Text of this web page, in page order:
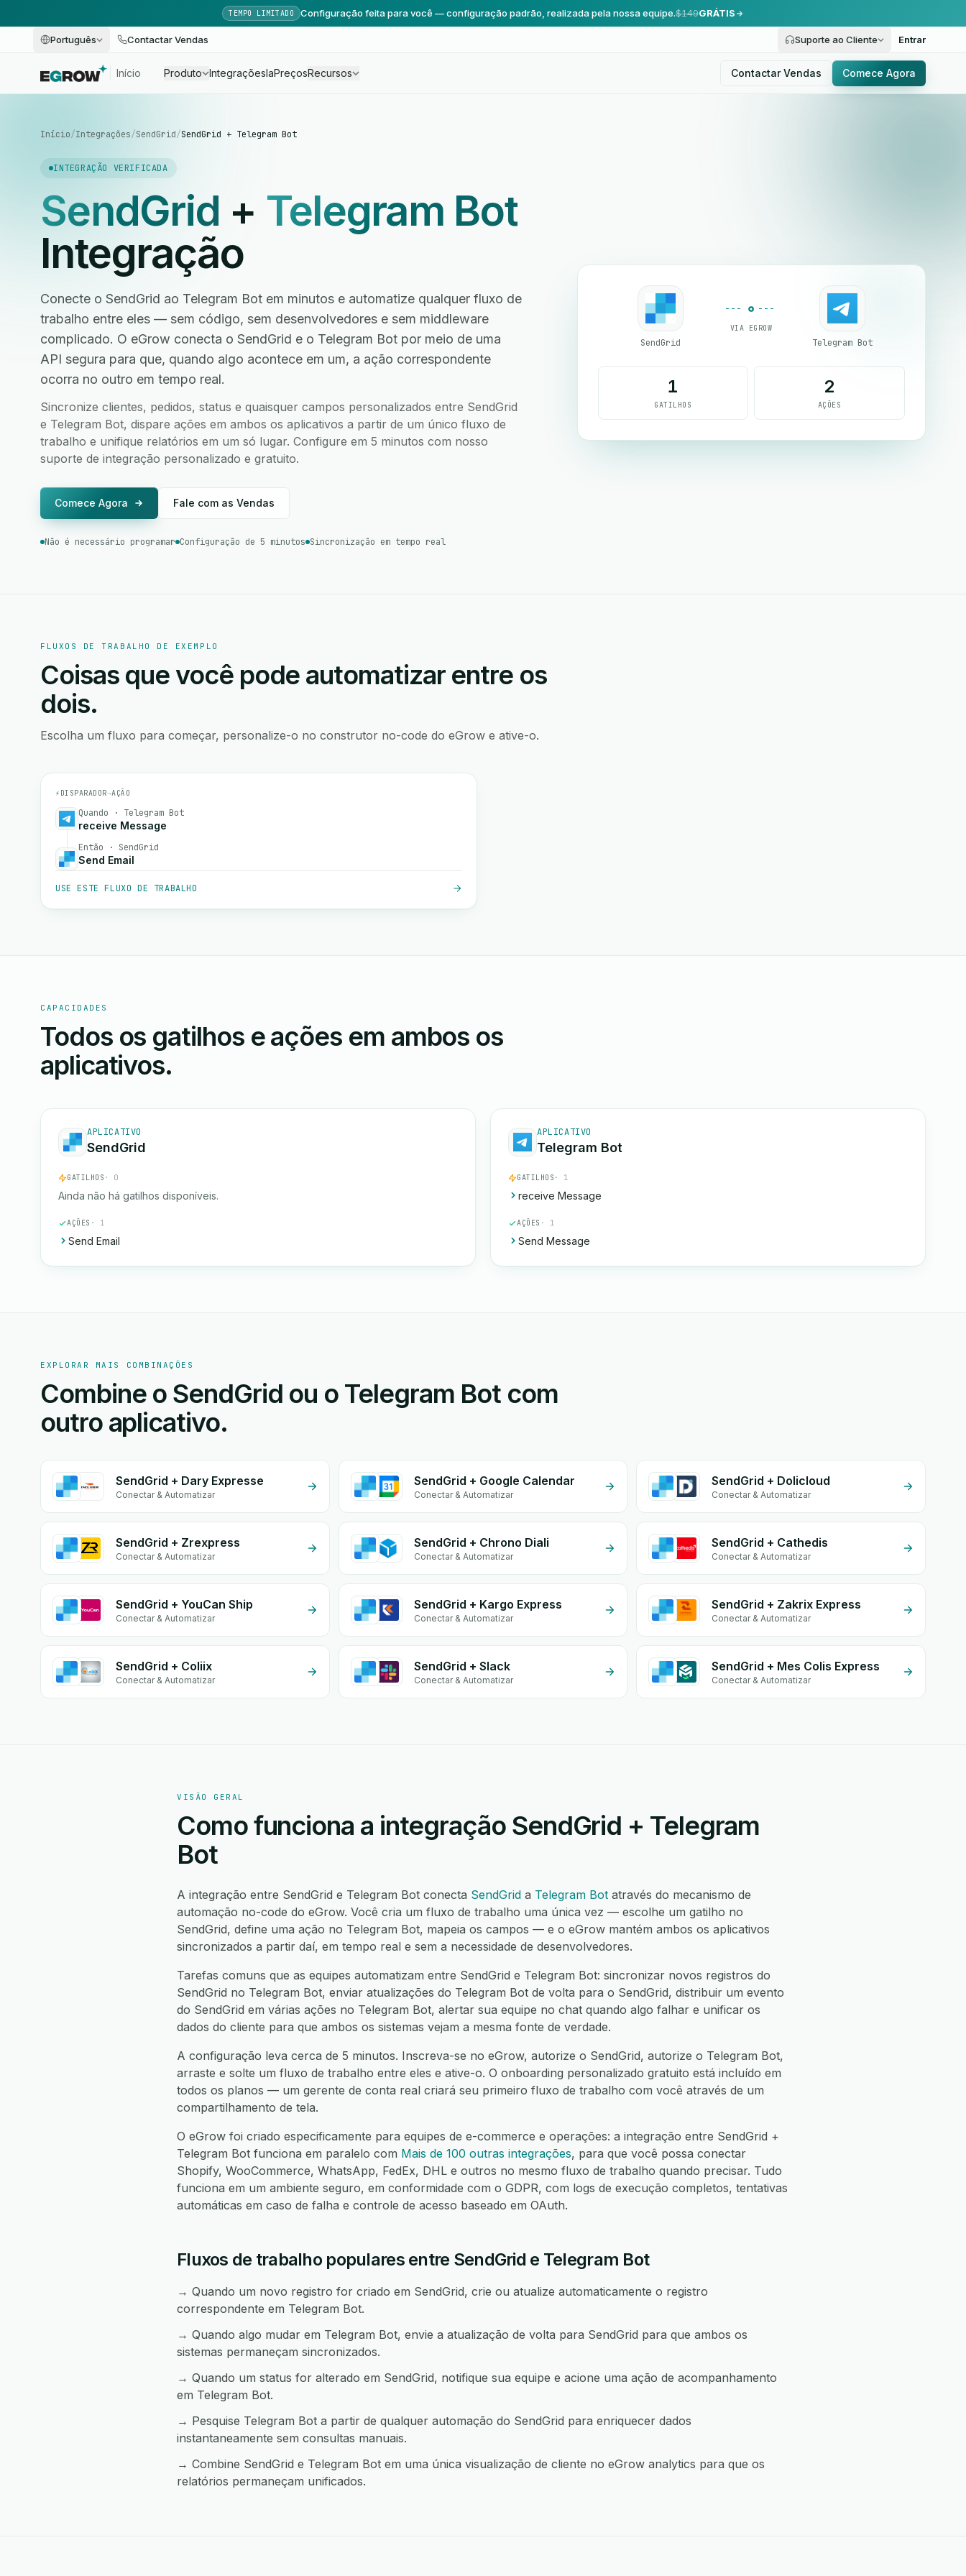
TEMPO LIMITADO Configuração feita para você — configuração padrão, realizada pela nossa equipe.$149GRÁTIS
Português Contactar Vendas Suporte ao Cliente Entrar
Início Produto IntegraçõesIaPreçosRecursos Contactar Vendas Comece Agora
Início/Integrações/SendGrid/SendGrid + Telegram Bot
INTEGRAÇÃO VERIFICADA
SendGrid + Telegram Bot
Integração
Conecte o SendGrid ao Telegram Bot em minutos e automatize qualquer fluxo de
trabalho entre eles — sem código, sem desenvolvedores e sem middleware
complicado. O eGrow conecta o SendGrid e o Telegram Bot por meio de uma
API segura para que, quando algo acontece em um, a ação correspondente
ocorra no outro em tempo real.
Sincronize clientes, pedidos, status e quaisquer campos personalizados entre SendGrid
e Telegram Bot, dispare ações em ambos os aplicativos a partir de um único fluxo de
trabalho e unifique relatórios em um só lugar. Configure em 5 minutos com nosso
suporte de integração personalizado e gratuito.
Comece Agora Fale com as Vendas
Não é necessário programar Configuração de 5 minutos Sincronização em tempo real
SendGrid
VIA EGROW
Telegram Bot
1
GATILHOS
2
AÇÕES
FLUXOS DE TRABALHO DE EXEMPLO
Coisas que você pode automatizar entre os
dois.
Escolha um fluxo para começar, personalize-o no construtor no-code do eGrow e ative-o.
⚡ DISPARADOR→AÇÃO
Quando · Telegram Bot
receive Message
Então · SendGrid
Send Email
USE ESTE FLUXO DE TRABALHO
CAPACIDADES
Todos os gatilhos e ações em ambos os
aplicativos.
APLICATIVO
SendGrid
GATILHOS · 0
Ainda não há gatilhos disponíveis.
AÇÕES · 1
Send Email
APLICATIVO
Telegram Bot
GATILHOS · 1
receive Message
AÇÕES · 1
Send Message
EXPLORAR MAIS COMBINAÇÕES
Combine o SendGrid ou o Telegram Bot com
outro aplicativo.
SendGrid + Dary Expresse
Conectar & Automatizar
SendGrid + Google Calendar
Conectar & Automatizar
SendGrid + Dolicloud
Conectar & Automatizar
SendGrid + Zrexpress
Conectar & Automatizar
SendGrid + Chrono Diali
Conectar & Automatizar
SendGrid + Cathedis
Conectar & Automatizar
SendGrid + YouCan Ship
Conectar & Automatizar
SendGrid + Kargo Express
Conectar & Automatizar
SendGrid + Zakrix Express
Conectar & Automatizar
SendGrid + Coliix
Conectar & Automatizar
SendGrid + Slack
Conectar & Automatizar
SendGrid + Mes Colis Express
Conectar & Automatizar
VISÃO GERAL
Como funciona a integração SendGrid + Telegram
Bot
A integração entre SendGrid e Telegram Bot conecta SendGrid a Telegram Bot através do mecanismo de
automação no-code do eGrow. Você cria um fluxo de trabalho uma única vez — escolhe um gatilho no
SendGrid, define uma ação no Telegram Bot, mapeia os campos — e o eGrow mantém ambos os aplicativos
sincronizados a partir daí, em tempo real e sem a necessidade de desenvolvedores.
Tarefas comuns que as equipes automatizam entre SendGrid e Telegram Bot: sincronizar novos registros do
SendGrid no Telegram Bot, enviar atualizações do Telegram Bot de volta para o SendGrid, distribuir um evento
do SendGrid em várias ações no Telegram Bot, alertar sua equipe no chat quando algo falhar e unificar os
dados do cliente para que ambos os sistemas vejam a mesma fonte de verdade.
A configuração leva cerca de 5 minutos. Inscreva-se no eGrow, autorize o SendGrid, autorize o Telegram Bot,
arraste e solte um fluxo de trabalho entre eles e ative-o. O onboarding personalizado gratuito está incluído em
todos os planos — um gerente de conta real criará seu primeiro fluxo de trabalho com você através de um
compartilhamento de tela.
O eGrow foi criado especificamente para equipes de e-commerce e operações: a integração entre SendGrid +
Telegram Bot funciona em paralelo com Mais de 100 outras integrações, para que você possa conectar
Shopify, WooCommerce, WhatsApp, FedEx, DHL e outros no mesmo fluxo de trabalho quando precisar. Tudo
funciona em um ambiente seguro, em conformidade com o GDPR, com logs de execução completos, tentativas
automáticas em caso de falha e controle de acesso baseado em OAuth.
Fluxos de trabalho populares entre SendGrid e Telegram Bot
→ Quando um novo registro for criado em SendGrid, crie ou atualize automaticamente o registro
correspondente em Telegram Bot.
→ Quando algo mudar em Telegram Bot, envie a atualização de volta para SendGrid para que ambos os
sistemas permaneçam sincronizados.
→ Quando um status for alterado em SendGrid, notifique sua equipe e acione uma ação de acompanhamento
em Telegram Bot.
→ Pesquise Telegram Bot a partir de qualquer automação do SendGrid para enriquecer dados
instantaneamente sem consultas manuais.
→ Combine SendGrid e Telegram Bot em uma única visualização de cliente no eGrow analytics para que os
relatórios permaneçam unificados.